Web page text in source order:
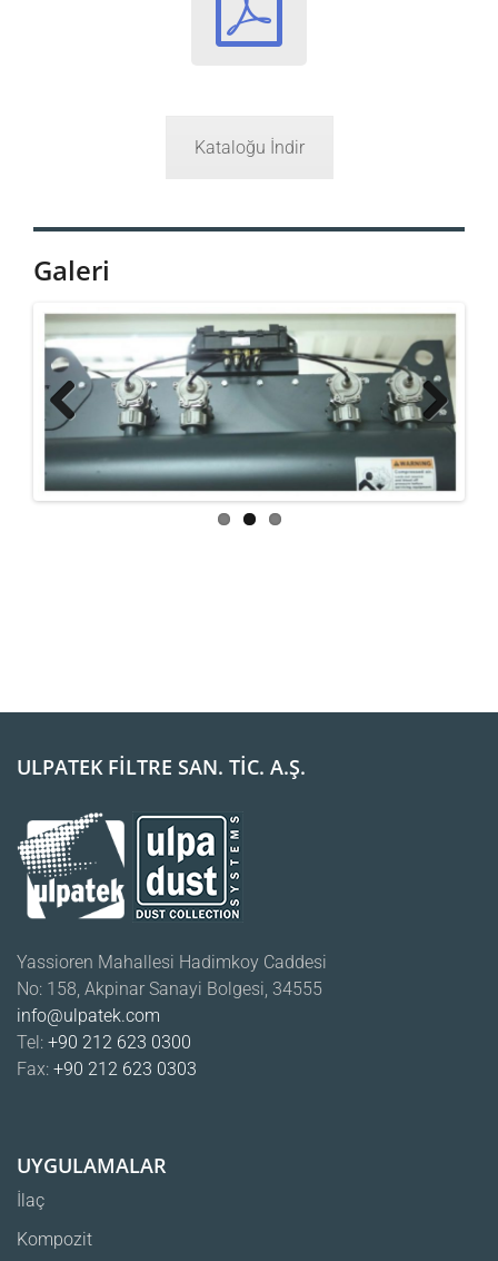
Kataloğu İndir
Galeri
Previ
ous
ULPATEK FİLTRE SAN. TİC. A.Ş.
Yassioren Mahallesi Hadimkoy Caddesi
No: 158, Akpinar Sanayi Bolgesi, 34555
info@ulpatek.com
Tel: +90 212 623 0300
Fax: +90 212 623 0303
UYGULAMALAR
İlaç
Kompozit